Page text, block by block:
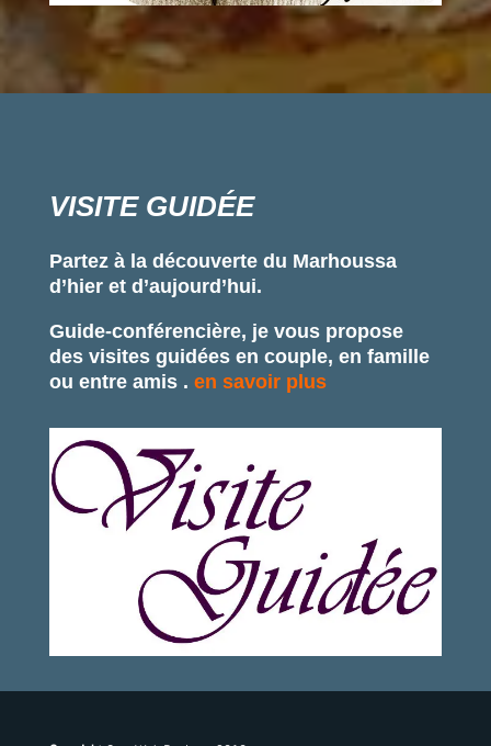
VISITE GUIDÉE
Partez à la découverte du Marhoussa
d’hier et d’aujourd’hui.
Guide-conférencière, je vous propose
des visites guidées en couple, en famille
ou entre amis . en savoir plus